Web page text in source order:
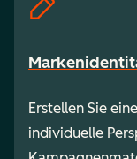
Erstellen Sie
individuelle